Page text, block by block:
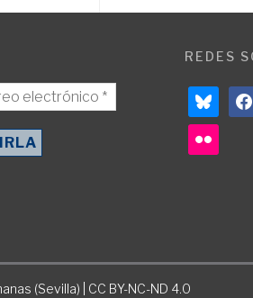
REDES
bluesky
flickr
(Sevilla) | CC BY-NC-ND 4.0